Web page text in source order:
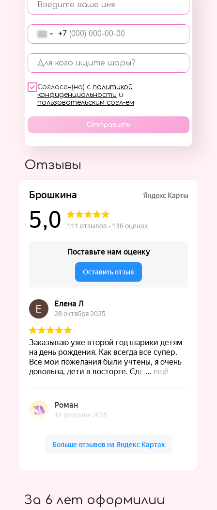
Введите ваше имя
+7
Для кого ищите шары?
Согласен(на) с политикой
конфиденциальности и
пользовательским согл-ем
Отправить
Отзывы
За 6 лет оформилии